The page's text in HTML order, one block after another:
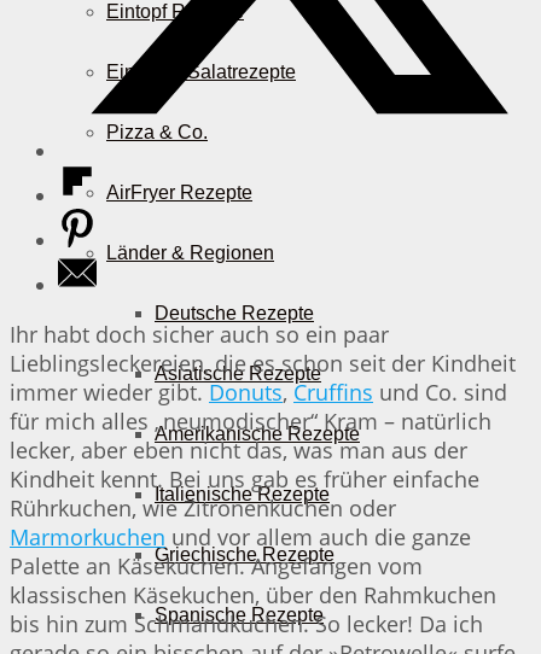
Eintopf Rezepte
Einfache Salatrezepte
Pizza & Co.
AirFryer Rezepte
Länder & Regionen
Deutsche Rezepte
Asiatische Rezepte
Amerikanische Rezepte
Italienische Rezepte
Griechische Rezepte
Spanische Rezepte
Ihr habt doch sicher auch so ein paar
Lieblingsleckereien, die es schon seit der Kindheit
immer wieder gibt.Donuts,Cruffins und Co. sind
für mich alles „neumodischer“ Kram – natürlich
lecker, aber eben nicht das, was man aus der
Kindheit kennt. Bei uns gab es früher einfache
Rührkuchen, wie Zitronenkuchen oder
Marmorkuchen und vor allem auch die ganze
Palette an Käsekuchen. Angefangen vom
klassischen Käsekuchen, über den Rahmkuchen
bis hin zum Schmandkuchen. So lecker! Da ich